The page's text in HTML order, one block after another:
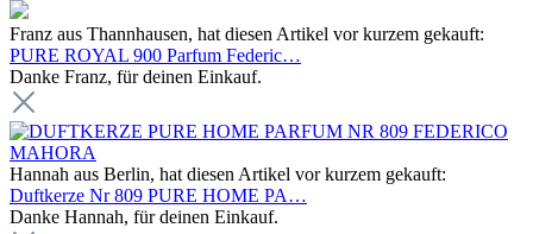
Franz aus Thannhausen, hat diesen Artikel vor kurzem gekauft:
PURE ROYAL 900 Parfum Federic…
Danke Franz, für deinen Einkauf.
Hannah aus Berlin, hat diesen Artikel vor kurzem gekauft:
Duftkerze Nr 809 PURE HOME PA…
Danke Hannah, für deinen Einkauf.